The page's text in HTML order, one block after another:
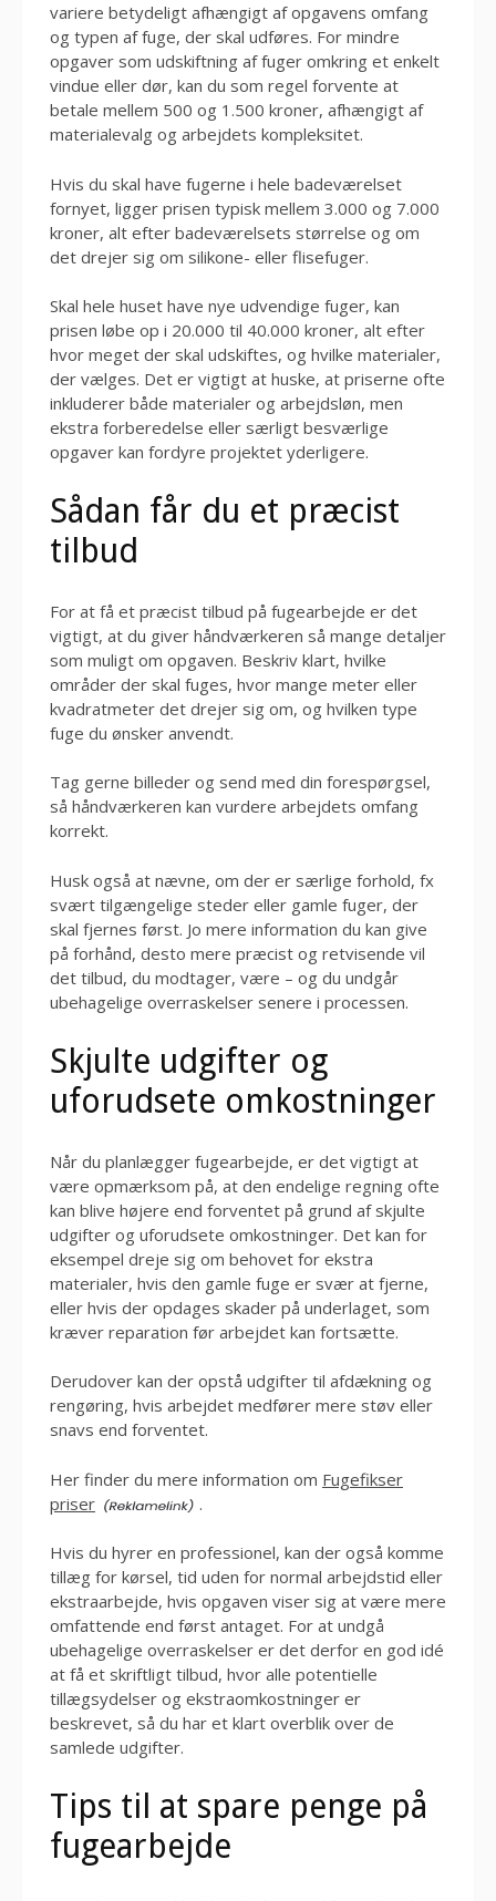
variere betydeligt afhængigt af opgavens omfang
og typen af fuge, der skal udføres. For mindre
opgaver som udskiftning af fuger omkring et enkelt
vindue eller dør, kan du som regel forvente at
betale mellem 500 og 1.500 kroner, afhængigt af
materialevalg og arbejdets kompleksitet.
Hvis du skal have fugerne i hele badeværelset
fornyet, ligger prisen typisk mellem 3.000 og 7.000
kroner, alt efter badeværelsets størrelse og om
det drejer sig om silikone- eller flisefuger.
Skal hele huset have nye udvendige fuger, kan
prisen løbe op i 20.000 til 40.000 kroner, alt efter
hvor meget der skal udskiftes, og hvilke materialer,
der vælges. Det er vigtigt at huske, at priserne ofte
inkluderer både materialer og arbejdsløn, men
ekstra forberedelse eller særligt besværlige
opgaver kan fordyre projektet yderligere.
Sådan får du et præcist
tilbud
For at få et præcist tilbud på fugearbejde er det
vigtigt, at du giver håndværkeren så mange detaljer
som muligt om opgaven. Beskriv klart, hvilke
områder der skal fuges, hvor mange meter eller
kvadratmeter det drejer sig om, og hvilken type
fuge du ønsker anvendt.
Tag gerne billeder og send med din forespørgsel,
så håndværkeren kan vurdere arbejdets omfang
korrekt.
Husk også at nævne, om der er særlige forhold, fx
svært tilgængelige steder eller gamle fuger, der
skal fjernes først. Jo mere information du kan give
på forhånd, desto mere præcist og retvisende vil
det tilbud, du modtager, være – og du undgår
ubehagelige overraskelser senere i processen.
Skjulte udgifter og
uforudsete omkostninger
Når du planlægger fugearbejde, er det vigtigt at
være opmærksom på, at den endelige regning ofte
kan blive højere end forventet på grund af skjulte
udgifter og uforudsete omkostninger. Det kan for
eksempel dreje sig om behovet for ekstra
materialer, hvis den gamle fuge er svær at fjerne,
eller hvis der opdages skader på underlaget, som
kræver reparation før arbejdet kan fortsætte.
Derudover kan der opstå udgifter til afdækning og
rengøring, hvis arbejdet medfører mere støv eller
snavs end forventet.
Her finder du mere information om Fugefikser
priser
.
Hvis du hyrer en professionel, kan der også komme
tillæg for kørsel, tid uden for normal arbejdstid eller
ekstraarbejde, hvis opgaven viser sig at være mere
omfattende end først antaget. For at undgå
ubehagelige overraskelser er det derfor en god idé
at få et skriftligt tilbud, hvor alle potentielle
tillægsydelser og ekstraomkostninger er
beskrevet, så du har et klart overblik over de
samlede udgifter.
Tips til at spare penge på
fugearbejde